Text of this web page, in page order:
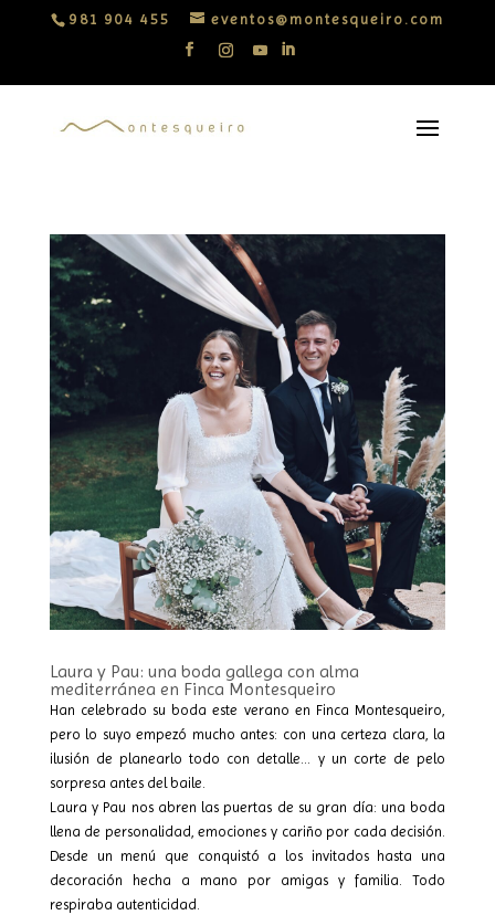
981 904 455 eventos@montesqueiro.com
Laura y Pau: una boda gallega con alma
mediterránea en Finca Montesqueiro
Han celebrado su boda este verano en Finca Montesqueiro,
pero lo suyo empezó mucho antes: con una certeza clara, la
ilusión de planearlo todo con detalle… y un corte de pelo
sorpresa antes del baile.
Laura y Pau nos abren las puertas de su gran día: una boda
llena de personalidad, emociones y cariño por cada decisión.
Desde un menú que conquistó a los invitados hasta una
decoración hecha a mano por amigas y familia. Todo
respiraba autenticidad.